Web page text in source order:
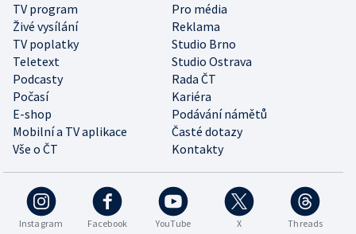
TV program
Pro média
Živé vysílání
Reklama
TV poplatky
Studio Brno
Teletext
Studio Ostrava
Podcasty
Rada ČT
Počasí
Kariéra
E-shop
Podávání námětů
Mobilní a TV aplikace
Časté dotazy
Vše o ČT
Kontakty
Instagram Facebook YouTube X Threads